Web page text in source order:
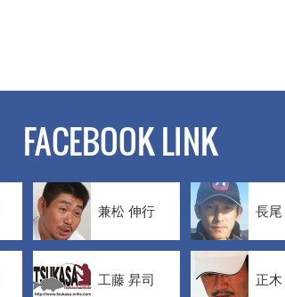
FACEBOOK LINK
兼松 伸行 長
工藤 昇司 正木